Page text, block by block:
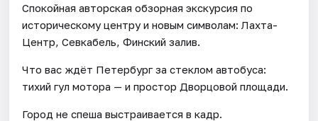
Спокойная авторская обзорная экскурсия по
историческому центру и новым символам: Лахта-
Центр, Севкабель, Финский залив.
Что вас ждёт Петербург за стеклом автобуса:
тихий гул мотора — и простор Дворцовой площади.
Город не спеша выстраивается в кадр.